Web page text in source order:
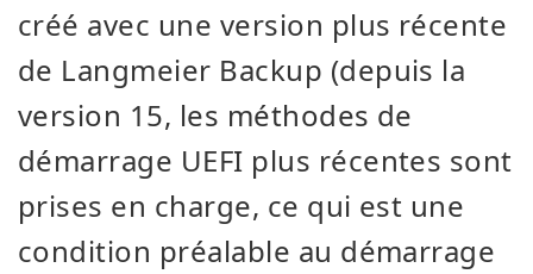
créé avec une version plus récente
de Langmeier Backup (depuis la
version 15, les méthodes de
démarrage UEFI plus récentes sont
prises en charge, ce qui est une
condition préalable au démarrage